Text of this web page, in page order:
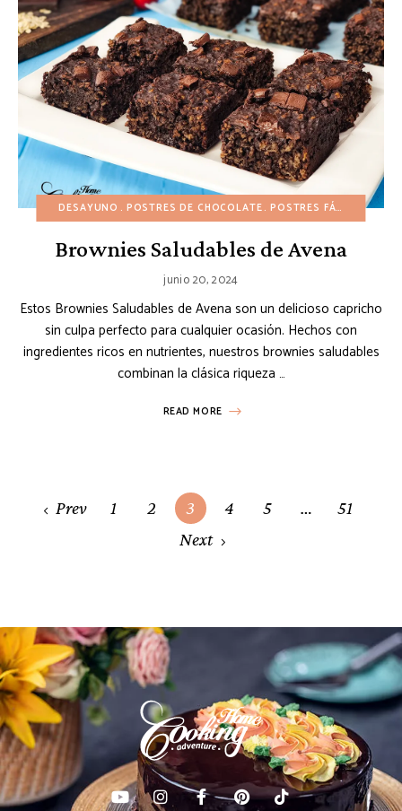
DESAYUNO POSTRES DE CHOCOLATE POSTRES FÁCILES
Brownies Saludables de Avena
junio 20, 2024
Estos Brownies Saludables de Avena son un delicioso capricho
sin culpa perfecto para cualquier ocasión. Hechos con
ingredientes ricos en nutrientes, nuestros brownies saludables
combinan la clásica riqueza …
READ MORE
PostsPrev 1 2 3 4 5 …
51
Next